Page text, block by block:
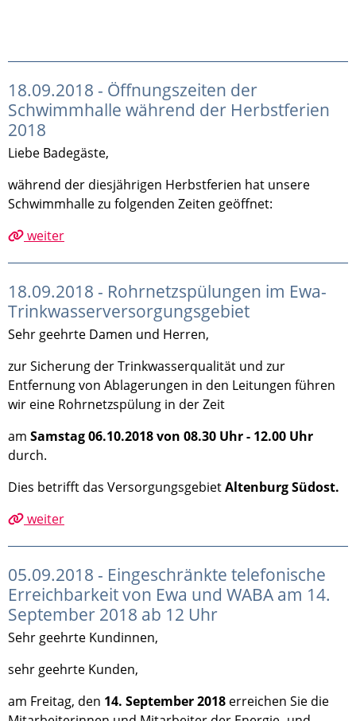
18.09.2018 - Öffnungszeiten der
Schwimmhalle während der Herbstferien
2018
Liebe Badegäste,
während der diesjährigen Herbstferien hat unsere
Schwimmhalle zu folgenden Zeiten geöffnet:
weiter
18.09.2018 - Rohrnetzspülungen im Ewa-
Trinkwasserversorgungsgebiet
Sehr geehrte Damen und Herren,
zur Sicherung der Trinkwasserqualität und zur
Entfernung von Ablagerungen in den Leitungen führen
wir eine Rohrnetzspülung in der Zeit
am Samstag 06.10.2018 von 08.30 Uhr - 12.00 Uhr
durch.
Dies betrifft das VersorgungsgebietAltenburg Südost.
weiter
05.09.2018 - Eingeschränkte telefonische
Erreichbarkeit von Ewa und WABA am 14.
September 2018 ab 12 Uhr
Sehr geehrte Kundinnen,
sehr geehrte Kunden,
am Freitag, den 14. September 2018 erreichen Sie die